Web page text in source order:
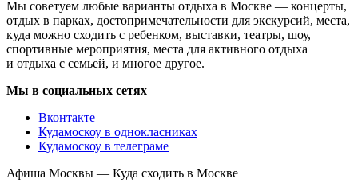
Мы советуем любые варианты отдыха в Москве — концерты,
отдых в парках, достопримечательности для экскурсий, места,
куда можно сходить с ребенком, выставки, театры, шоу,
спортивные мероприятия, места для активного отдыха
и отдыха с семьей, и многое другое.
Мы в социальных сетях
Вконтакте
Кудамоскоу в однокласниках
Кудамоскоу в телеграме
Афиша Москвы — Куда сходить в Москве